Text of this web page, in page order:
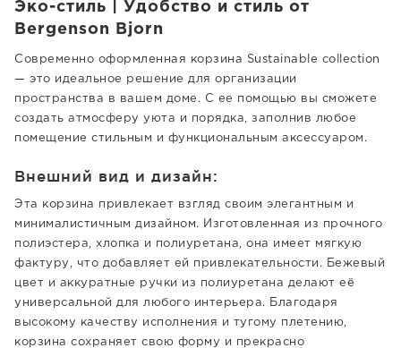
Эко-стиль | Удобство и стиль от
Bergenson Bjorn
Современно оформленная корзина Sustainable collection
— это идеальное решение для организации
пространства в вашем доме. С ее помощью вы сможете
создать атмосферу уюта и порядка, заполнив любое
помещение стильным и функциональным аксессуаром.
Внешний вид и дизайн:
Эта корзина привлекает взгляд своим элегантным и
минималистичным дизайном. Изготовленная из прочного
полиэстера, хлопка и полиуретана, она имеет мягкую
фактуру, что добавляет ей привлекательности. Бежевый
цвет и аккуратные ручки из полиуретана делают её
универсальной для любого интерьера. Благодаря
высокому качеству исполнения и тугому плетению,
корзина сохраняет свою форму и прекрасно